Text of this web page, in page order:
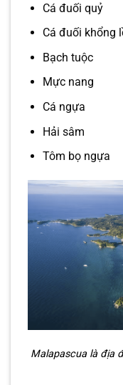
Cá đuối quỷ
Cá đuối khổng
Bạch tuộc
Mực nang
Cá ngựa
Hải sâm
Tôm bọ ngựa
Malapascua là địa